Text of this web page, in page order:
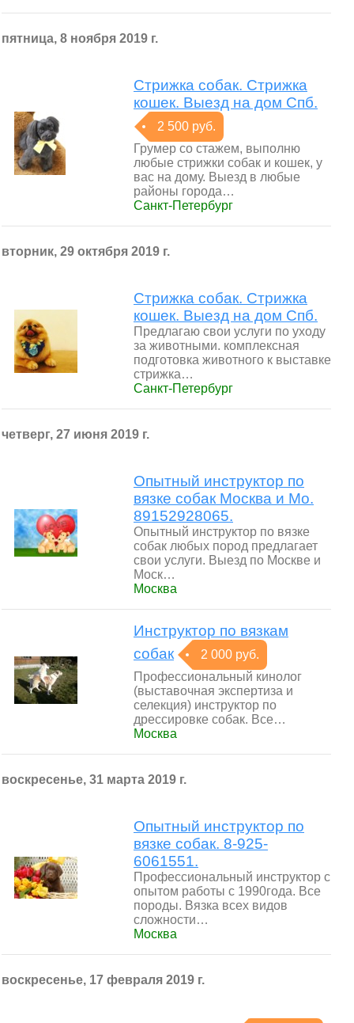
пятница, 8 ноября 2019 г.
Стрижка собак. Стрижка
кошек. Выезд на дом Спб.
2 500 руб.
Грумер со стажем, выполню
любые стрижки собак и кошек, у
вас на дому. Выезд в любые
районы города…
Санкт-Петербург
вторник, 29 октября 2019 г.
Стрижка собак. Стрижка
кошек. Выезд на дом Спб.
Предлагаю свои услуги по уходу
за животными. комплексная
подготовка животного к выставке
стрижка…
Санкт-Петербург
четверг, 27 июня 2019 г.
Опытный инструктор по
вязке собак Москва и Мо.
89152928065.
Опытный инструктор по вязке
собак любых пород предлагает
свои услуги. Выезд по Москве и
Моск…
Москва
Инструктор по вязкам
собак
2 000 руб.
Профессиональный кинолог
(выставочная экспертиза и
селекция) инструктор по
дрессировке собак. Все…
Москва
воскресенье, 31 марта 2019 г.
Опытный инструктор по
вязке собак. 8-925-
6061551.
Профессиональный инструктор с
опытом работы с 1990года. Все
породы. Вязка всех видов
сложности…
Москва
воскресенье, 17 февраля 2019 г.